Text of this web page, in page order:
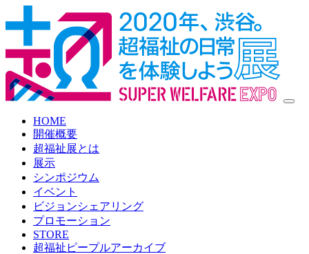
HOME
開催概要
超福祉展とは
展示
シンポジウム
イベント
ビジョンシェアリング
プロモーション
STORE
超福祉ピープルアーカイブ